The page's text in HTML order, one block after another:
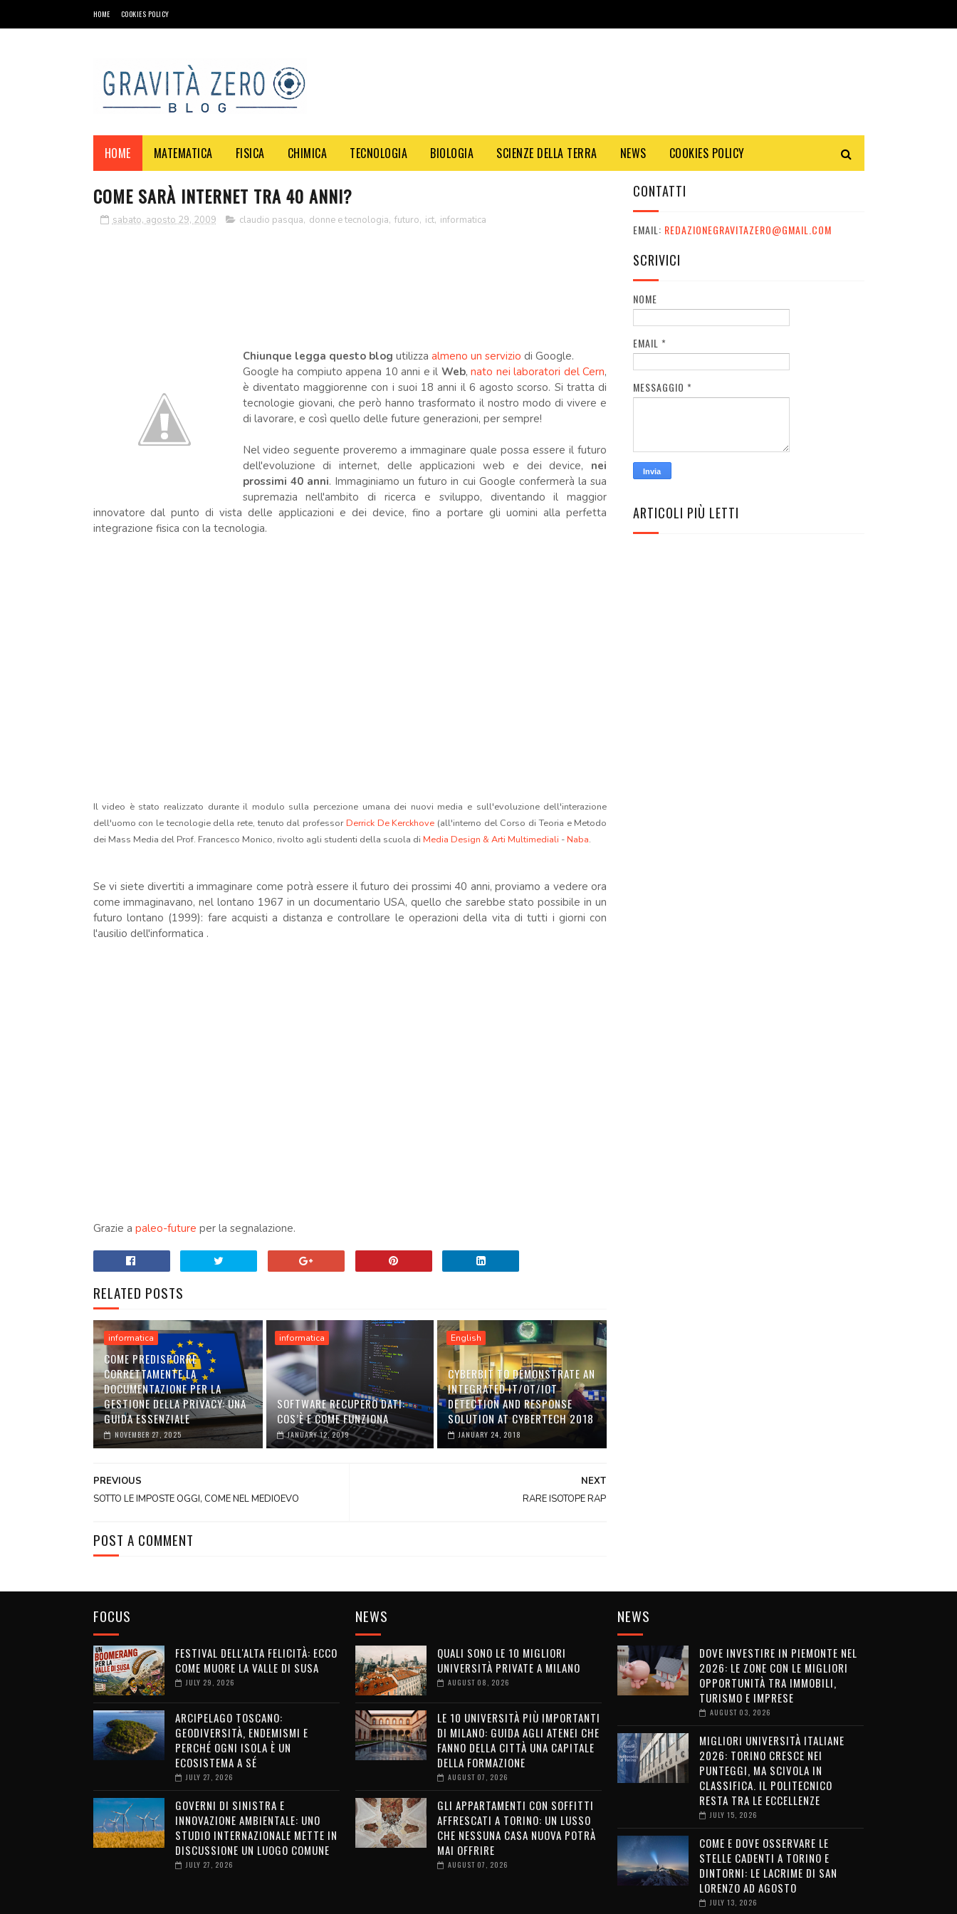
HOME COOKIES POLICY
HOME MATEMATICA FISICA CHIMICA TECNOLOGIA BIOLOGIA SCIENZE DELLA TERRA NEWS COOKIES POLICY
COME SARÀ INTERNET TRA 40 ANNI?
sabato, agosto 29, 2009 claudio pasqua, donne e tecnologia, futuro, ict, informatica
Chiunque legga questo blog utilizza almeno un servizio di Google.
Google ha compiuto appena 10 anni e il Web,nato nei laboratori del Cern,
è diventato maggiorenne con i suoi 18 anni il 6 agosto scorso. Si tratta di
tecnologie giovani, che però hanno trasformato il nostro modo di vivere e
di lavorare, e così quello delle future generazioni, per sempre!
Nel video seguente proveremo a immaginare quale possa essere il futuro
dell'evoluzione di internet, delle applicazioni web e dei device, nei
prossimi 40 anni. Immaginiamo un futuro in cui Google confermerà la sua
supremazia nell'ambito di ricerca e sviluppo, diventando il maggior
innovatore dal punto di vista delle applicazioni e dei device, fino a portare gli uomini alla perfetta
integrazione fisica con la tecnologia.
Il video è stato realizzato durante il modulo sulla percezione umana dei nuovi media e sull'evoluzione dell'interazione
dell'uomo con le tecnologie della rete, tenuto dal professorDerrick De Kerckhove (all'interno del Corso di Teoria e Metodo
dei Mass Media del Prof. Francesco Monico, rivolto agli studenti della scuola di Media Design & Arti Multimediali -Naba.
Se vi siete divertiti a immaginare come potrà essere il futuro dei prossimi 40 anni, proviamo a vedere ora
come immaginavano, nel lontano 1967 in un documentario USA, quello che sarebbe stato possibile in un
futuro lontano (1999): fare acquisti a distanza e controllare le operazioni della vita di tutti i giorni con
l'ausilio dell'informatica .
Grazie a paleo-future per la segnalazione.
RELATED POSTS
informatica
COME PREDISPORRE
CORRETTAMENTE LA
DOCUMENTAZIONE PER LA
GESTIONE DELLA PRIVACY: UNA
GUIDA ESSENZIALE
NOVEMBER 27, 2025
informatica
SOFTWARE RECUPERO DATI:
COS’È E COME FUNZIONA
JANUARY 12, 2019
English
CYBERBIT TO DEMONSTRATE AN
INTEGRATED IT/OT/IOT
DETECTION AND RESPONSE
SOLUTION AT CYBERTECH 2018
JANUARY 24, 2018
NEXT
RARE ISOTOPE RAP
PREVIOUS
SOTTO LE IMPOSTE OGGI, COME NEL MEDIOEVO
POST A COMMENT
CONTATTI
EMAIL: REDAZIONEGRAVITAZERO@GMAIL.COM
SCRIVICI
NOME
EMAIL *
MESSAGGIO *
ARTICOLI PIÙ LETTI
FOCUS
FESTIVAL DELL'ALTA FELICITÀ: ECCO
COME MUORE LA VALLE DI SUSA
JULY 29, 2026
ARCIPELAGO TOSCANO:
GEODIVERSITÀ, ENDEMISMI E
PERCHÉ OGNI ISOLA È UN
ECOSISTEMA A SÉ
JULY 27, 2026
GOVERNI DI SINISTRA E
INNOVAZIONE AMBIENTALE: UNO
STUDIO INTERNAZIONALE METTE IN
DISCUSSIONE UN LUOGO COMUNE
JULY 27, 2026
NEWS
QUALI SONO LE 10 MIGLIORI
UNIVERSITÀ PRIVATE A MILANO
AUGUST 08, 2026
LE 10 UNIVERSITÀ PIÙ IMPORTANTI
DI MILANO: GUIDA AGLI ATENEI CHE
FANNO DELLA CITTÀ UNA CAPITALE
DELLA FORMAZIONE
AUGUST 07, 2026
GLI APPARTAMENTI CON SOFFITTI
AFFRESCATI A TORINO: UN LUSSO
CHE NESSUNA CASA NUOVA POTRÀ
MAI OFFRIRE
AUGUST 07, 2026
NEWS
DOVE INVESTIRE IN PIEMONTE NEL
2026: LE ZONE CON LE MIGLIORI
OPPORTUNITÀ TRA IMMOBILI,
TURISMO E IMPRESE
AUGUST 03, 2026
MIGLIORI UNIVERSITÀ ITALIANE
2026: TORINO CRESCE NEI
PUNTEGGI, MA SCIVOLA IN
CLASSIFICA. IL POLITECNICO
RESTA TRA LE ECCELLENZE
JULY 15, 2026
COME E DOVE OSSERVARE LE
STELLE CADENTI A TORINO E
DINTORNI: LE LACRIME DI SAN
LORENZO AD AGOSTO
JULY 13, 2026